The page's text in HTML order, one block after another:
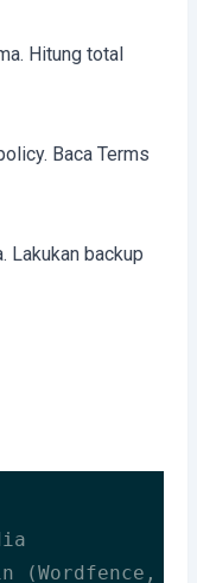
Hitung total
Baca Terms
Lakukan backup